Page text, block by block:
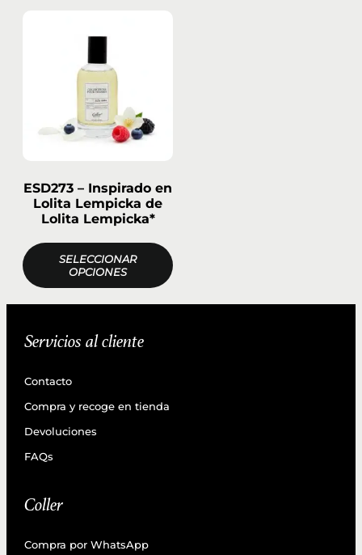
ESD273 – Inspirado en
Lolita Lempicka de
Lolita Lempicka*
SELECCIONAR
OPCIONES
Servicios al cliente
Contacto
Compra y recoge en tienda
Devoluciones
FAQs
Coller
Compra por WhatsApp